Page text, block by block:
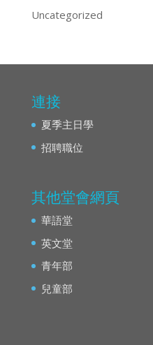
Uncategorized
連接
夏季主日學
招聘職位
其他堂會網頁
華語堂
英文堂
青年部
兒童部